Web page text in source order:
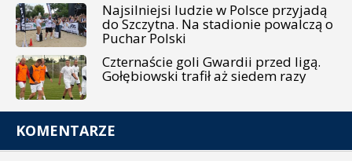
Najsilniejsi ludzie w Polsce przyjadą
do Szczytna. Na stadionie powalczą o
Puchar Polski
Czternaście goli Gwardii przed ligą.
Gołębiowski trafił aż siedem razy
KOMENTARZE